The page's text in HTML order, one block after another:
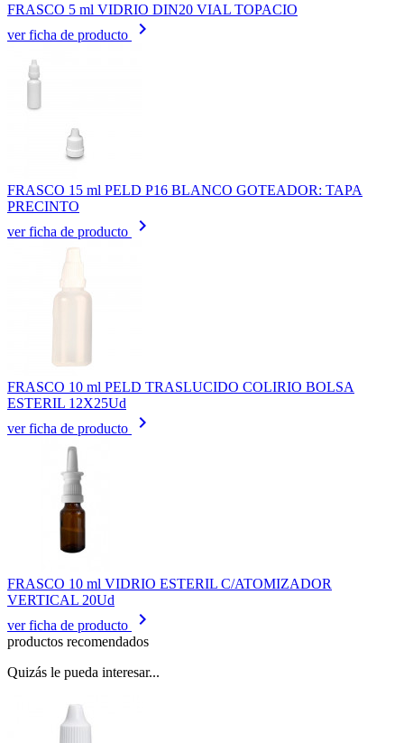
FRASCO 5 ml VIDRIO DIN20 VIAL TOPACIO
ver ficha de producto
keyboard_arrow_right
FRASCO 15 ml PELD P16 BLANCO GOTEADOR: TAPA
PRECINTO
ver ficha de producto
keyboard_arrow_right
FRASCO 10 ml PELD TRASLUCIDO COLIRIO BOLSA
ESTERIL 12X25Ud
ver ficha de producto
keyboard_arrow_right
FRASCO 10 ml VIDRIO ESTERIL C/ATOMIZADOR
VERTICAL 20Ud
ver ficha de producto
keyboard_arrow_right
productos recomendados
Quizás le pueda interesar...